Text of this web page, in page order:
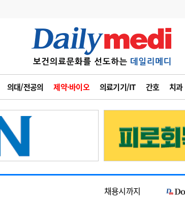
의대/전공의 제약·바이오 의료기기/IT 간호 치과
6
관리급여 실시
수련환경 개선
의과대학 입시
사고
수첩
정책/통계 공시
~2026-08-31
채용시까지
채용시까지